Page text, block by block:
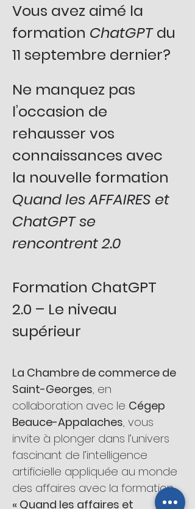
Vous avez aimé la
formation ChatGPT du
11 septembre dernier?
Ne manquez pas
l’occasion de
rehausser vos
connaissances avec
la nouvelle formation
Quand les AFFAIRES et
ChatGPT se
rencontrent 2.0
Formation ChatGPT
2.0 – Le niveau
supérieur
La Chambre de commerce de
Saint-Georges, en
collaboration avec le Cégep
Beauce-Appalaches, vous
invite à plonger dans l’univers
fascinant de l’intelligence
artificielle appliquée au monde
des affaires avec la formation
« Quand les affaires et